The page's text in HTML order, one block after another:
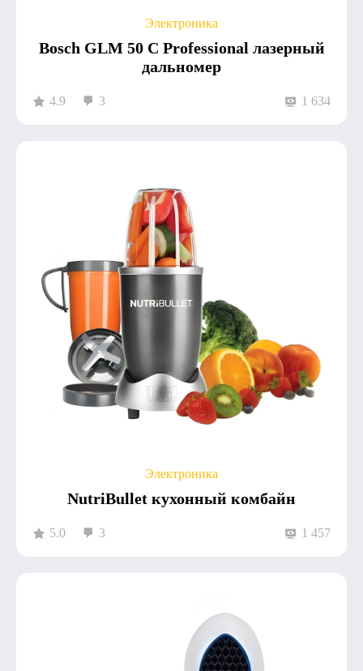
Электроника
Bosch GLM 50 C Professional лазерный
дальномер
4.9 3 1 634
Электроника
NutriBullet кухонный комбайн
5.0 3 1 457